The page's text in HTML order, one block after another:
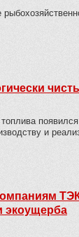
и
экоущерба